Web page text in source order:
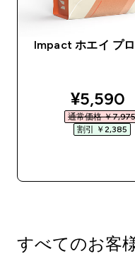
Impact ホエイ プ
¥5,590‎
通常価格 ￥7,975‎
割引 ￥2,385‎
すべてのお客